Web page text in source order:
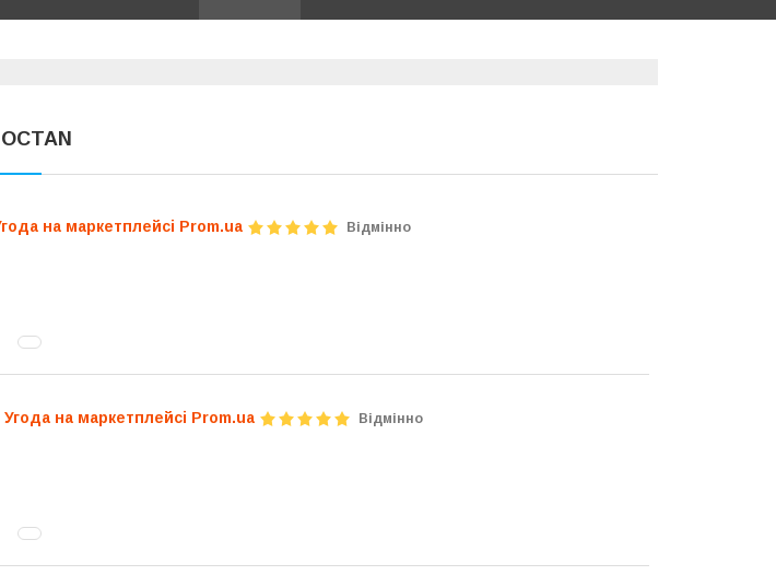
на маркетплейсі Prom.ua Відмінно
Угода на маркетплейсі Prom.ua Відмінно